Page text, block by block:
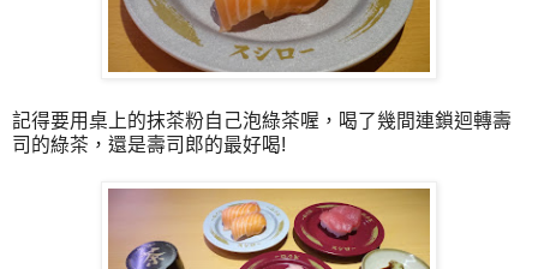
記得要用桌上的抹茶粉自己泡綠茶喔，喝了幾間連鎖迴轉壽
司的綠茶，還是壽司郎的最好喝!